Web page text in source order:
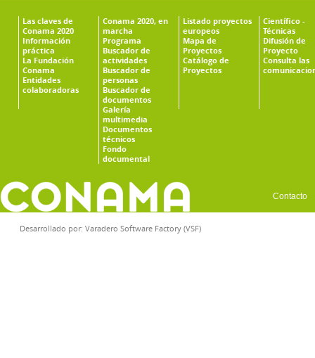
Las claves de
Conama 2020
Información
práctica
La Fundación
Conama
Entidades
colaboradoras
Conama 2020, en
marcha
Programa
Buscador de
actividades
Buscador de
personas
Buscador de
documentos
Galería
multimedia
Documentos
técnicos
Fondo
documental
Listado proyectos
europeos
Mapa de
Proyectos
Catálogo de
Proyectos
Científico -
Técnicas
Difusión de
Proyecto
Consulta las
Contacto
Desarrollado por: Varadero Software Factory (VSF)